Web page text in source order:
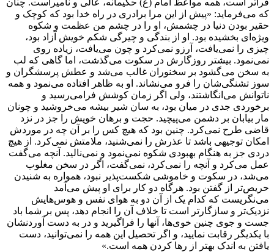
فراتر است، همه مواعظ امام (ع) حکیمانه، عالی و نامیراست. چنان
که می‌فرماید: «پیش از این مرا برادری در راه خدا بود که کوچک و
حقیر بودن دنیا در چشمش، او را در چشم من عظمت و شکوه
ویژه‌ای بخشیده بود. او از بندگی و چیرگی شکم خویش آزاد بود،
چیزی را نمی‌یافت، آرزو نمی‌کرد و چون می‌یافت، زیاده روی
نمی‌نمود. بیشتر روزگارش در سکوت می‌گذشت، اما گاهی که لب
به سخن می‌گشود بر سخنوران غالب می‌شد و عطش پرسشگران و
سوز تشنگی‌شان را فرو می‌نشاند. او به ظاهر افتاده می‌نمود و همه
ناتوانش می‌انگاشتند، ولی اگر زمان کوشش فرامی‌رسید و
برخوردی جدی در میان بود، به سان شیر بیشه می‌خروشید و چونان
مار بیابان بر دشمن می‌پیچید. حجت و برهان خویش را جز در نزد
قاضی طرح نمی‌کرد. چنین بود که هیچ کس را بر آن چه در موردش
امکان توجیهی باشد تا عذرش را نمی‌شنید، ملامتش نمی‌کرد. از هیچ
دردی جز به هنگام بهبودی شکوه نمی‌نمود و نمی‌نالید. آنچه می‌گفت
عمل می‌کرد و آنچه را نمی‌کرد، نمی‌گفت، اگر در سخن مغلوب
می‌شد، در سکوت و خاموشی شکست‌پذیر نبود، همواره به شنیدن
حریص‌تر از گفتن بود. هرگاه دو کار برای او پیش می‌آمد
می‌نگریست که کدام یک از آن دو به هوای نفس و هوس‌هایش
نزدیک‌تر و سازگارتر است تا خلاف آن را انجام دهد، پس بر شما باد
جست و جوی چنین خوی‌ها، آنها را فراگیرید و در به دست آوردنشان
با یکدیگر رقابت نمایید، و اگر تحصیل این همه را نمی‌توانید، دست
یافتن به اندک بهتر از رها کردن همه است.»